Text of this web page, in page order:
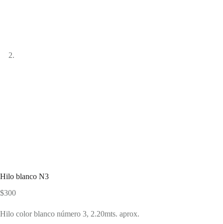
Hilo blanco N3
$300
Hilo color blanco número 3, 2.20mts. aprox.